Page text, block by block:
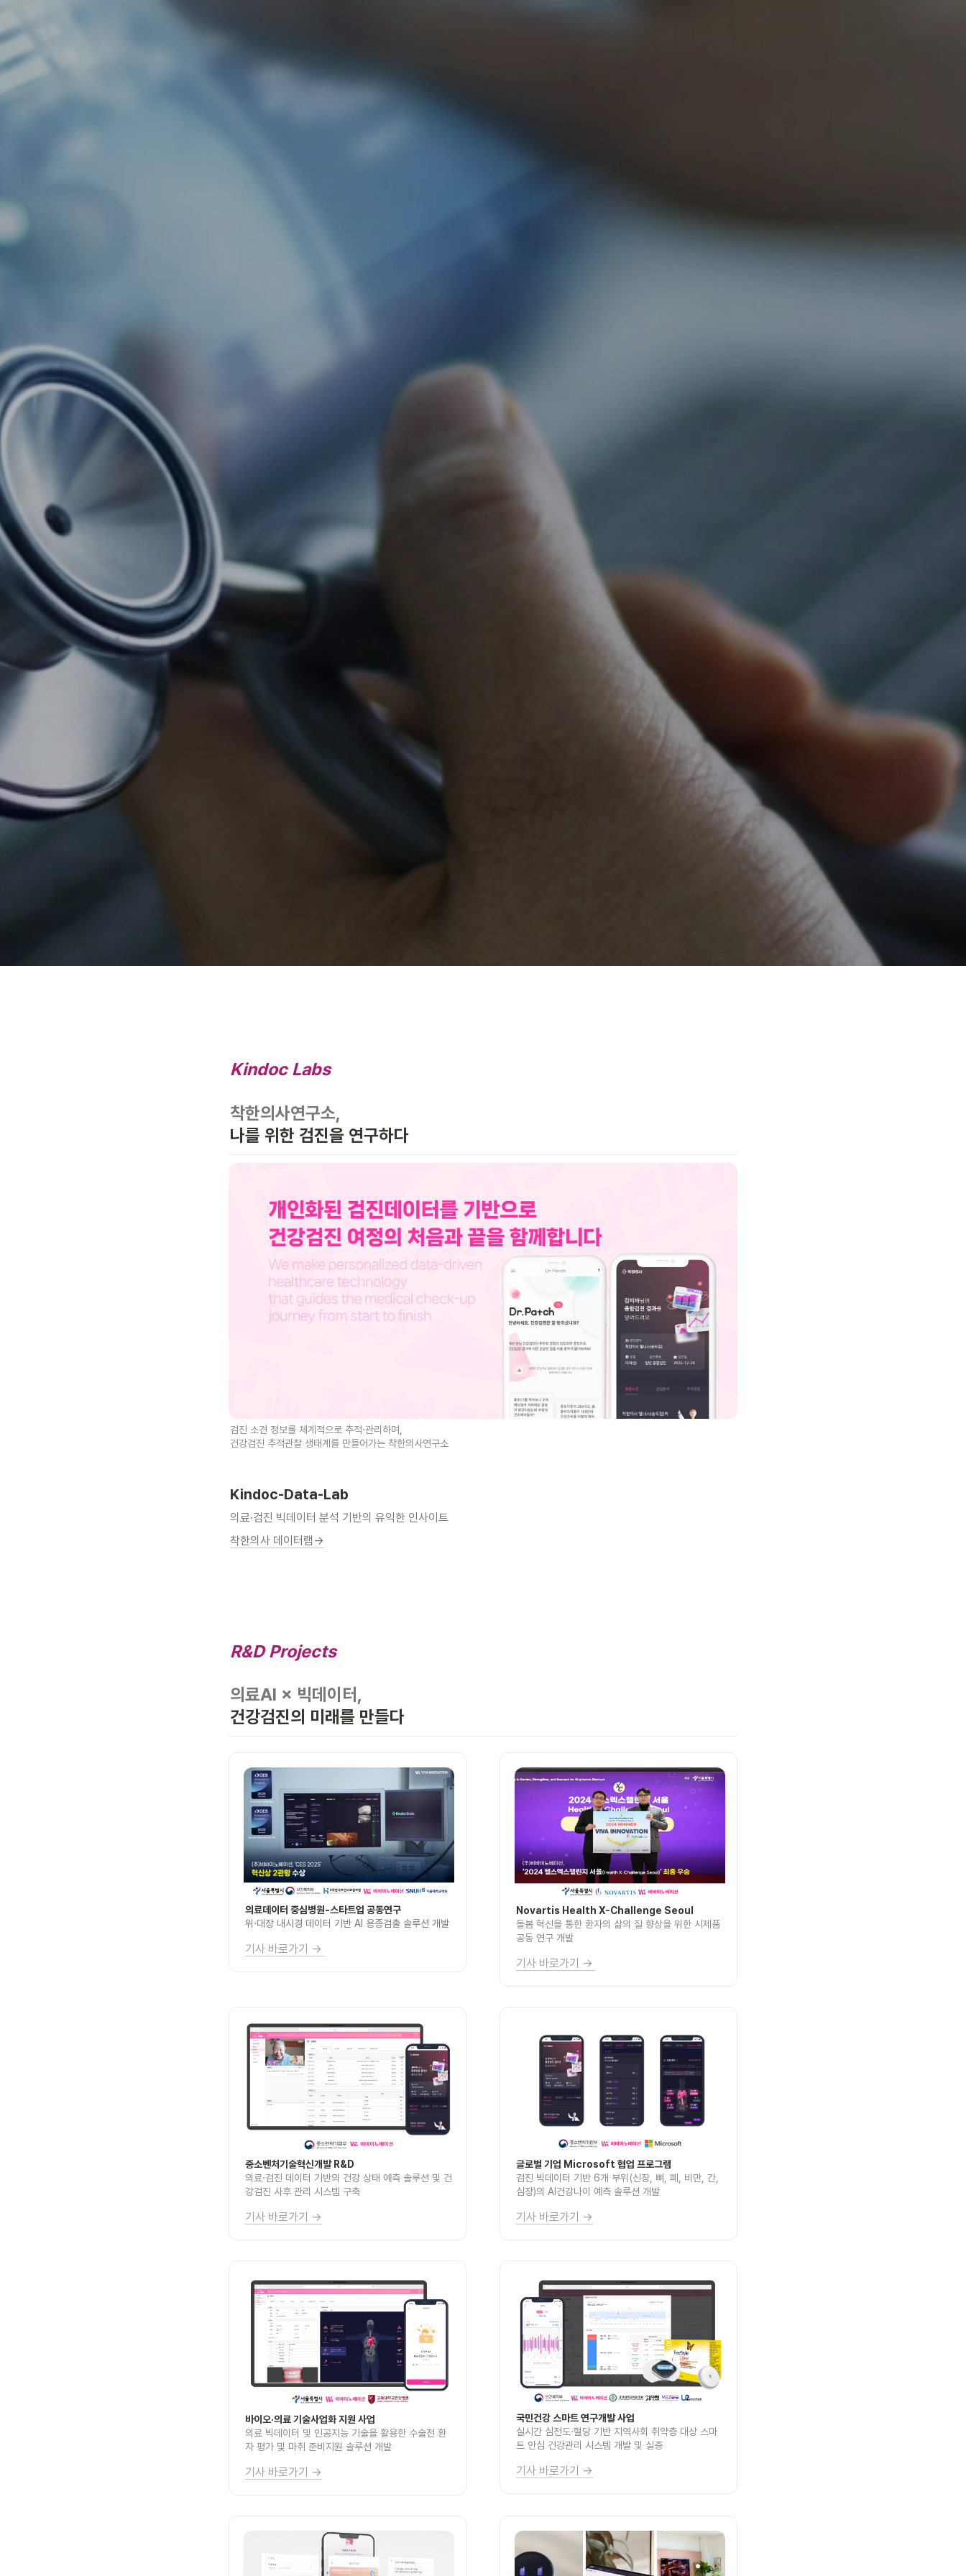
Kindoc Labs
착한의사연구소,
나를 위한 검진을 연구하다
검진 소견 정보를 체계적으로 추적·관리하며,
건강검진 추적관찰 생태계를 만들어가는 착한의사연구소
Kindoc-Data-Lab
의료·검진 빅데이터 분석 기반의 유익한 인사이트
착한의사 데이터랩→
R&D Projects
의료AI × 빅데이터,
건강검진의 미래를 만들다
위·대장 내시경 데이터 기반 AI 용종검출 솔루션 개발
기사 바로가기 →
Novartis Health X-Challenge Seoul
돌봄 혁신을 통한 환자의 삶의 질 향상을 위한 시제품
공동 연구 개발
기사 바로가기 →
의료·검진 데이터 기반의 건강 상태 예측 솔루션 및 건
강검진 사후 관리 시스템 구축
기사 바로가기 →
글로벌 기업 Microsoft 협업 프로그램
검진 빅데이터 기반 6개 부위(신장, 뼈, 폐, 비만, 간,
심장)의 AI건강나이 예측 솔루션 개발
기사 바로가기 →
바이오·의료 기술사업화 지원 사업
의료 빅데이터 및 인공지능 기술을 활용한 수술전 환
자 평가 및 마취 준비지원 솔루션 개발
기사 바로가기 →
국민건강 스마트 연구개발 사업
실시간 심전도·혈당 기반 지역사회 취약층 대상 스마
트 안심 건강관리 시스템 개발 및 실증
기사 바로가기 →